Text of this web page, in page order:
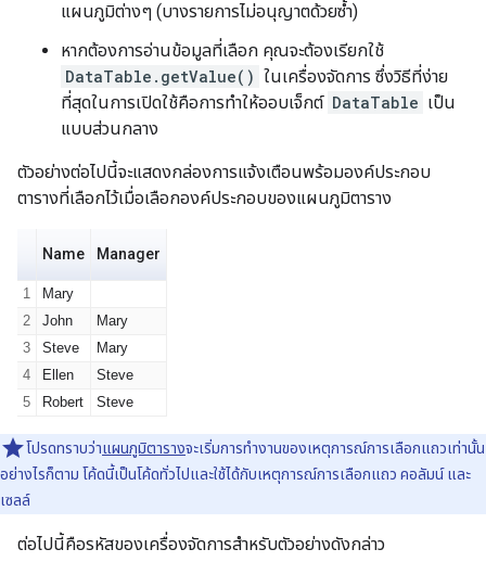
แผนภูมิต่างๆ (บางรายการไม่อนุญาตด้วยซ้ำ)
หากต้องการอ่านข้อมูลที่เลือก คุณจะต้องเรียกใช้
DataTable.getValue() ในเครื่องจัดการ ซึ่งวิธีที่ง่าย
ที่สุดในการเปิดใช้คือการทำให้ออบเจ็กต์ DataTable เป็น
แบบส่วนกลาง
ตัวอย่างต่อไปนี้จะแสดงกล่องการแจ้งเตือนพร้อมองค์ประกอบ
ตารางที่เลือกไว้เมื่อเลือกองค์ประกอบของแผนภูมิตาราง
โปรดทราบว่าแผนภูมิตารางจะเริ่มการทำงานของเหตุการณ์การเลือกแถวเท่านั้น
อย่างไรก็ตาม โค้ดนี้เป็นโค้ดทั่วไปและใช้ได้กับเหตุการณ์การเลือกแถว คอลัมน์ และ
เซลล์
ต่อไปนี้คือรหัสของเครื่องจัดการสำหรับตัวอย่างดังกล่าว